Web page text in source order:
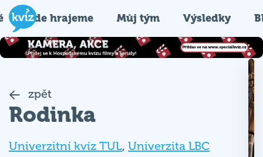
Kde hrajeme Můj tým Výsledky
zpět
Rodinka
Univerzitní kvíz TUL, Univerzita LBC